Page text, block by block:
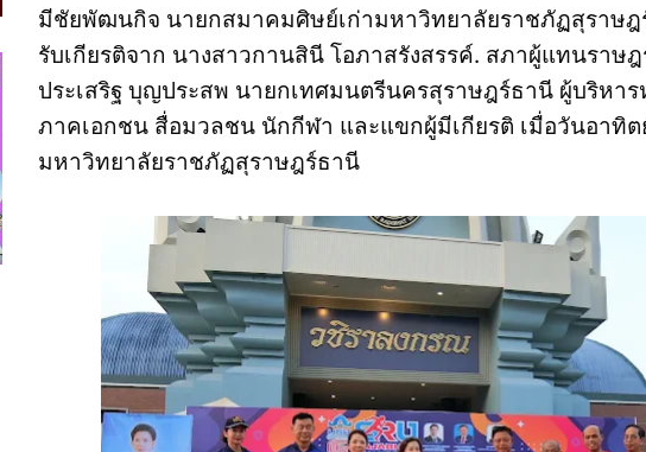
มีชัยพัฒนกิจ นายกสมาคมศิษย์เก่ามหาวิทยาลัยราชภัฏสุราษฎ
รับเกียรติจาก นางสาวกานสินี โอภาสรังสรรค์. สภาผู้แทนราษ
ประเสริฐ บุญประสพ นายกเทศมนตรีนครสุราษฎร์ธานี ผู้บริหา
ภาคเอกชน สื่อมวลชน นักกีฬา และแขกผู้มีเกียรติ เมื่อวันอาทิ
มหาวิทยาลัยราชภัฏสุราษฎร์ธานี